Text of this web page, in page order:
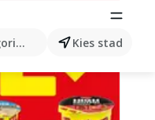
producten...
Kies stad